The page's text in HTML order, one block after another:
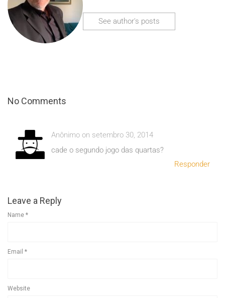
See author's posts
No Comments
Anônimo on setembro 30, 2014
cade o segundo jogo das quartas?
Responder
Leave a Reply
Name *
Email *
Website